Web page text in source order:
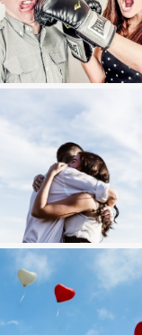
不倫・だめ男
感動
カルチャー・トレン
驚き